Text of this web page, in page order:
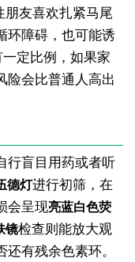
朋友喜欢扎紧马尾
环障碍，也可能诱
定比例，如果家
险会比普通人高出
行盲目用药或者听
德灯进行初筛，在
会呈现亮蓝白色荧
镜检查则能放大观
有残余色素环。